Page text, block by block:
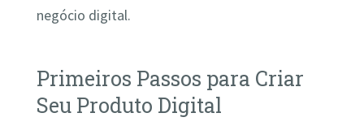
negócio digital.
Primeiros Passos para Criar
Seu Produto Digital